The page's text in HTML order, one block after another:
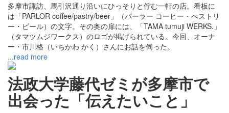
多摩市諏訪、馬引沢通り沿いにひっそりと佇む一軒の店。看板に
は「PARLOR coffee/pastry/beer」（パーラー コーヒー・ぺストリ
ー・ビール）の文字。その奥の扉には、「TAMA tumuji WERKS.」
（タマツムジワークス）のロゴが掲げられている。今回、オーナ
ー・市川格（いちかわ かく）さんにお話を伺った。
...read more
法政大学藤代ゼミが多摩市で
出会った「伝えたいこと」